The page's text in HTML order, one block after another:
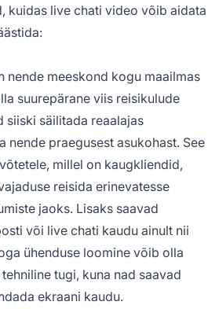
kuidas live chati video võib aidata
nende meeskond kogu maailmas
suurepärane viis reisikulude
siiski säilitada reaalajas
nende praegusest asukohast. See
millel on kaugkliendid,
reisida erinevatesse
jaoks. Lisaks saavad
või live chati kaudu ainult nii
ühenduse loomine võib olla
tugi, kuna nad saavad
ekraani kaudu.